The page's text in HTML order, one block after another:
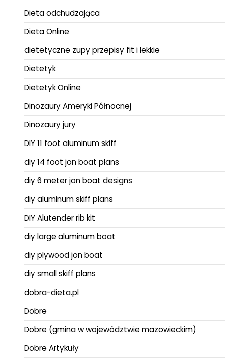
Dieta odchudzająca
Dieta Online
dietetyczne zupy przepisy fit i lekkie
Dietetyk
Dietetyk Online
Dinozaury Ameryki Północnej
Dinozaury jury
DIY 11 foot aluminum skiff
diy 14 foot jon boat plans
diy 6 meter jon boat designs
diy aluminum skiff plans
DIY Alutender rib kit
diy large aluminum boat
diy plywood jon boat
diy small skiff plans
dobra-dieta.pl
Dobre
Dobre (gmina w województwie mazowieckim)
Dobre Artykuły